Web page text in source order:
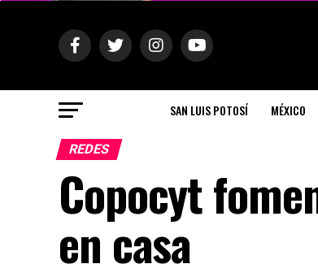
SAN LUIS POTOSÍ MÉXICO
REDES
Copocyt
en casa